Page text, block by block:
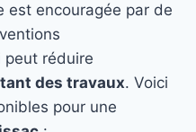
est encouragée par de
peut réduire
des travaux. Voici
pour une